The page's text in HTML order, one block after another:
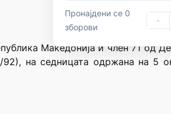
Пронајдени се 0
зборови
Македонија и член 71 од
92), на седницата одржана на 5